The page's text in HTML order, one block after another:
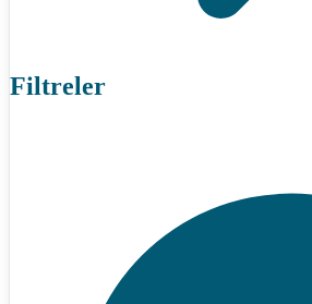
Filtreler